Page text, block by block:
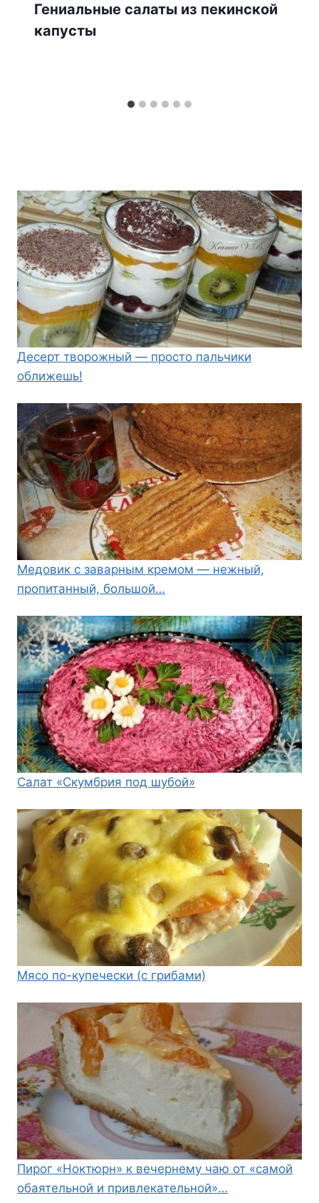
Гениальные салаты из пекинской
капусты
Десерт творожный — просто пальчики
оближешь!
Медовик с заварным кремом — нежный,
пропитанный, большой…
Салат «Скумбрия под шубой»
Мясо по-купечески (с грибами)
Пирог «Ноктюрн» к вечернему чаю от «самой
обаятельной и привлекательной»…